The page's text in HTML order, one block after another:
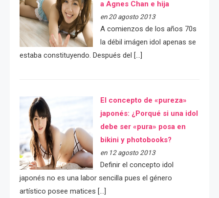
a Agnes Chan e hija
en 20 agosto 2013
A comienzos de los años 70s
la débil imágen idol apenas se
estaba constituyendo. Después del […]
El concepto de «pureza»
japonés: ¿Porqué si una idol
debe ser «pura» posa en
bikini y photobooks?
en 12 agosto 2013
Definir el concepto idol
japonés no es una labor sencilla pues el género
artístico posee matices […]